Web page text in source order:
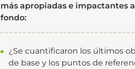
más apropiadas e impactantes
fondo:
¿Se cuantificaron los últimos
de base y los puntos de